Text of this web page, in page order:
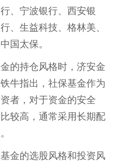
、宁波银行、西安银
、生益科技、格林美、
国太保。
持仓风格时，济安金
牛指出，社保基金作为
者，对于资金的安全
较高，通常采用长期配
的选股风格和投资风